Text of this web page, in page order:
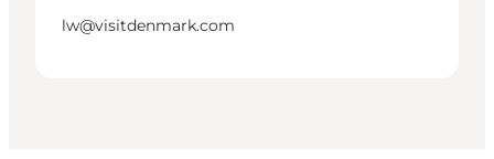
lw@visitdenmark.com